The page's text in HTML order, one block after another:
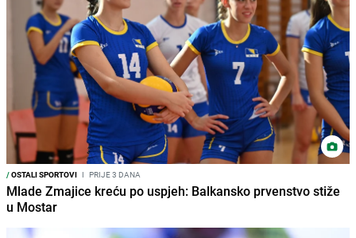
/OSTALI SPORTOVI I PRIJE 3 DANA
Mlade Zmajice kreću po uspjeh: Balkansko prvenstvo stiže
u Mostar